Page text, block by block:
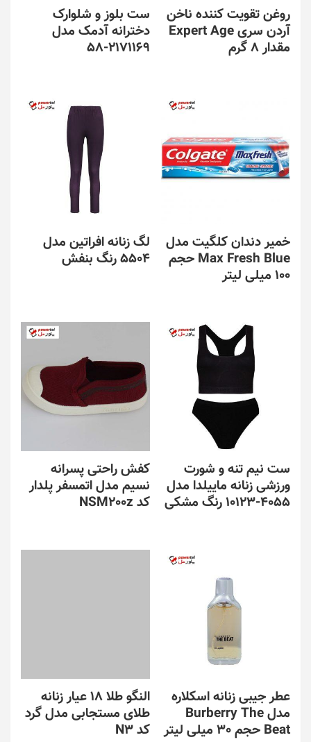
روغن تقویت کننده ناخن
آردن سری Expert Age
مقدار 8 گرم
ست بلوز و شلوارک
دخترانه آدمک مدل
2171169-58
خمیر دندان کلگیت مدل
Max Fresh Blue حجم
100 میلی لیتر
لگ زنانه افراتین مدل
5504 رنگ بنفش
ست نیم تنه و شورت
ورزشی زنانه ماییلدا مدل
4055-10123 رنگ مشکی
کفش راحتی پسرانه
نسیم مدل اتمسفر پلدار
کد NSM200z
عطر جیبی زنانه اسکلاره
مدل Burberry The
Beat حجم 30 میلی لیتر
النگو طلا 18 عیار زنانه
طلای مستجابی مدل گرد
کد N3